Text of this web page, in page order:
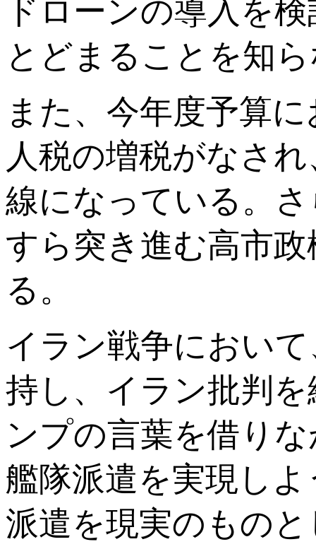
ドローンの導入を
とどまることを知
また、今年度予算
人税の増税がなさ
線になっている。
すら突き進む高市
る。
イラン戦争におい
持し、イラン批判
ンプの言葉を借り
艦隊派遣を実現し
派遣を現実のもの